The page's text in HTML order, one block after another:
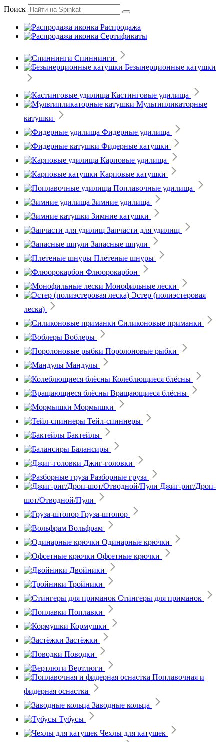
Поиск
Распродажа
Сертификаты
Спиннинги
Безынерционные катушки
Кастинговые удилища
Мультипликаторные
катушки
Фидерные удилища
Фидерные катушки
Карповые удилища
Карповые катушки
Поплавочные удилища
Зимние удилища
Зимние катушки
Запчасти для удилищ
Запасные шпули
Плетеные шнуры
Флюорокарбон
Монофильные лески
Эстер (полиэстеровая
леска)
Силиконовые приманки
Воблеры
Поролоновые рыбки
Мандулы
Колеблющиеся блёсны
Вращающиеся блёсны
Мормышки
Тейл-спиннеры
Бактейлы
Балансиры
Джиг-головки
Разборные груза
Джиг-риг/Дроп-
шот/Отводной/Пули
Груза-штопор
Вольфрам
Одинарные крючки
Офсетные крючки
Двойники
Тройники
Стингеры для приманок
Поплавки
Кормушки
Застёжки
Поводки
Вертлюги
Поплавочная и
фидерная оснастка
Заводные кольца
Тубусы
Чехлы для катушек